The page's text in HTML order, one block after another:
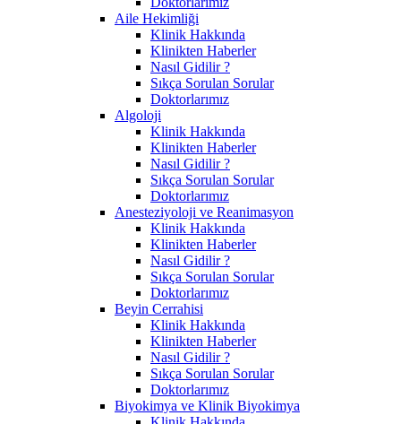
Aile Hekimliği
Klinik Hakkında
Klinikten Haberler
Nasıl Gidilir ?
Sıkça Sorulan Sorular
Doktorlarımız
Algoloji
Klinik Hakkında
Klinikten Haberler
Nasıl Gidilir ?
Sıkça Sorulan Sorular
Doktorlarımız
Anesteziyoloji ve Reanimasyon
Klinik Hakkında
Klinikten Haberler
Nasıl Gidilir ?
Sıkça Sorulan Sorular
Doktorlarımız
Beyin Cerrahisi
Klinik Hakkında
Klinikten Haberler
Nasıl Gidilir ?
Sıkça Sorulan Sorular
Doktorlarımız
Biyokimya ve Klinik Biyokimya